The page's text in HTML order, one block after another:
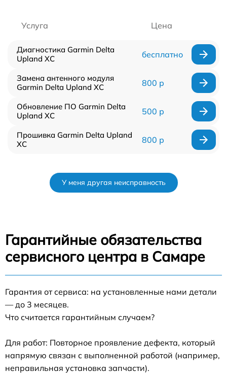
Услуга Цена
Диагностика Garmin Delta
Upland XC
бесплатно
Замена антенного модуля
Garmin Delta Upland XC
800 р
Обновление ПО Garmin Delta
Upland XC
500 р
Прошивка Garmin Delta Upland
XC
800 р
У меня другая неисправность
Гарантийные обязательства
сервисного центра в Самаре
Гарантия от сервиса: на установленные нами детали
— до 3 месяцев.
Что считается гарантийным случаем?
Для работ: Повторное проявление дефекта, который
напрямую связан с выполненной работой (например,
неправильная установка запчасти).